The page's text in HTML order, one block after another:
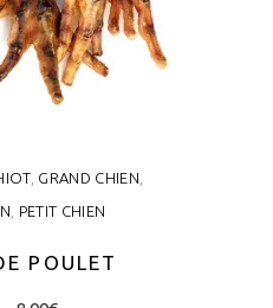
, GRAND CHIEN
PETIT CHIEN
POULET